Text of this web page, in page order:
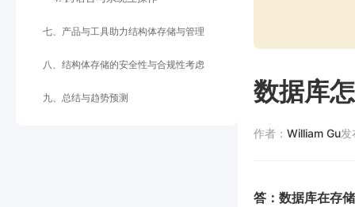
七、产品与工具助力结构体存储与管理
八、结构体存储的安全性与合规性考虑
九、总结与趋势预测 数据库
作者： William Gu发
答：数据库在存